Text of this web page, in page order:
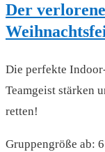
Der
Die perfekte
Teamgeist stärken
retten!
Gruppengröße ab: 6